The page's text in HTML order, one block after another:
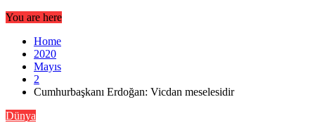
You are here
Home
2020
Mayıs
2
Cumhurbaşkanı Erdoğan: Vicdan meselesidir
Dünya